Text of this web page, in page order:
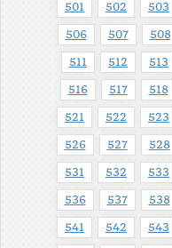
501 502 503
506 507 508
511 512 513
516 517 518
521 522 523
526 527 528
531 532 533
536 537 538
541 542 543